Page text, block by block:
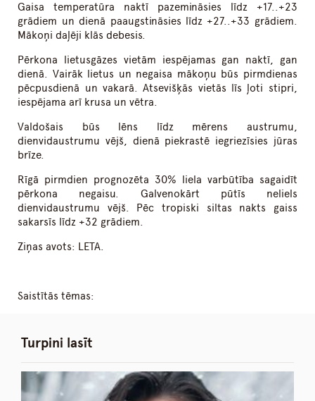
Gaisa temperatūra naktī pazemināsies līdz +17..+23
grādiem un dienā paaugstināsies līdz +27..+33 grādiem.
Mākoņi daļēji klās debesis.
Pērkona lietusgāzes vietām iespējamas gan naktī, gan
dienā. Vairāk lietus un negaisa mākoņu būs pirmdienas
pēcpusdienā un vakarā. Atsevišķās vietās līs ļoti stipri,
iespējama arī krusa un vētra.
Valdošais būs lēns līdz mērens austrumu,
dienvidaustrumu vējš, dienā piekrastē iegriezīsies jūras
brīze.
Rīgā pirmdien prognozēta 30% liela varbūtība sagaidīt
pērkona negaisu. Galvenokārt pūtīs neliels
dienvidaustrumu vējš. Pēc tropiski siltas nakts gaiss
sakarsīs līdz +32 grādiem.
Ziņas avots: LETA.
Saistītās tēmas:
Turpini lasīt